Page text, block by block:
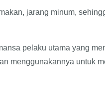
jarang minum,
pelaku utama yang
menggunakannya untuk